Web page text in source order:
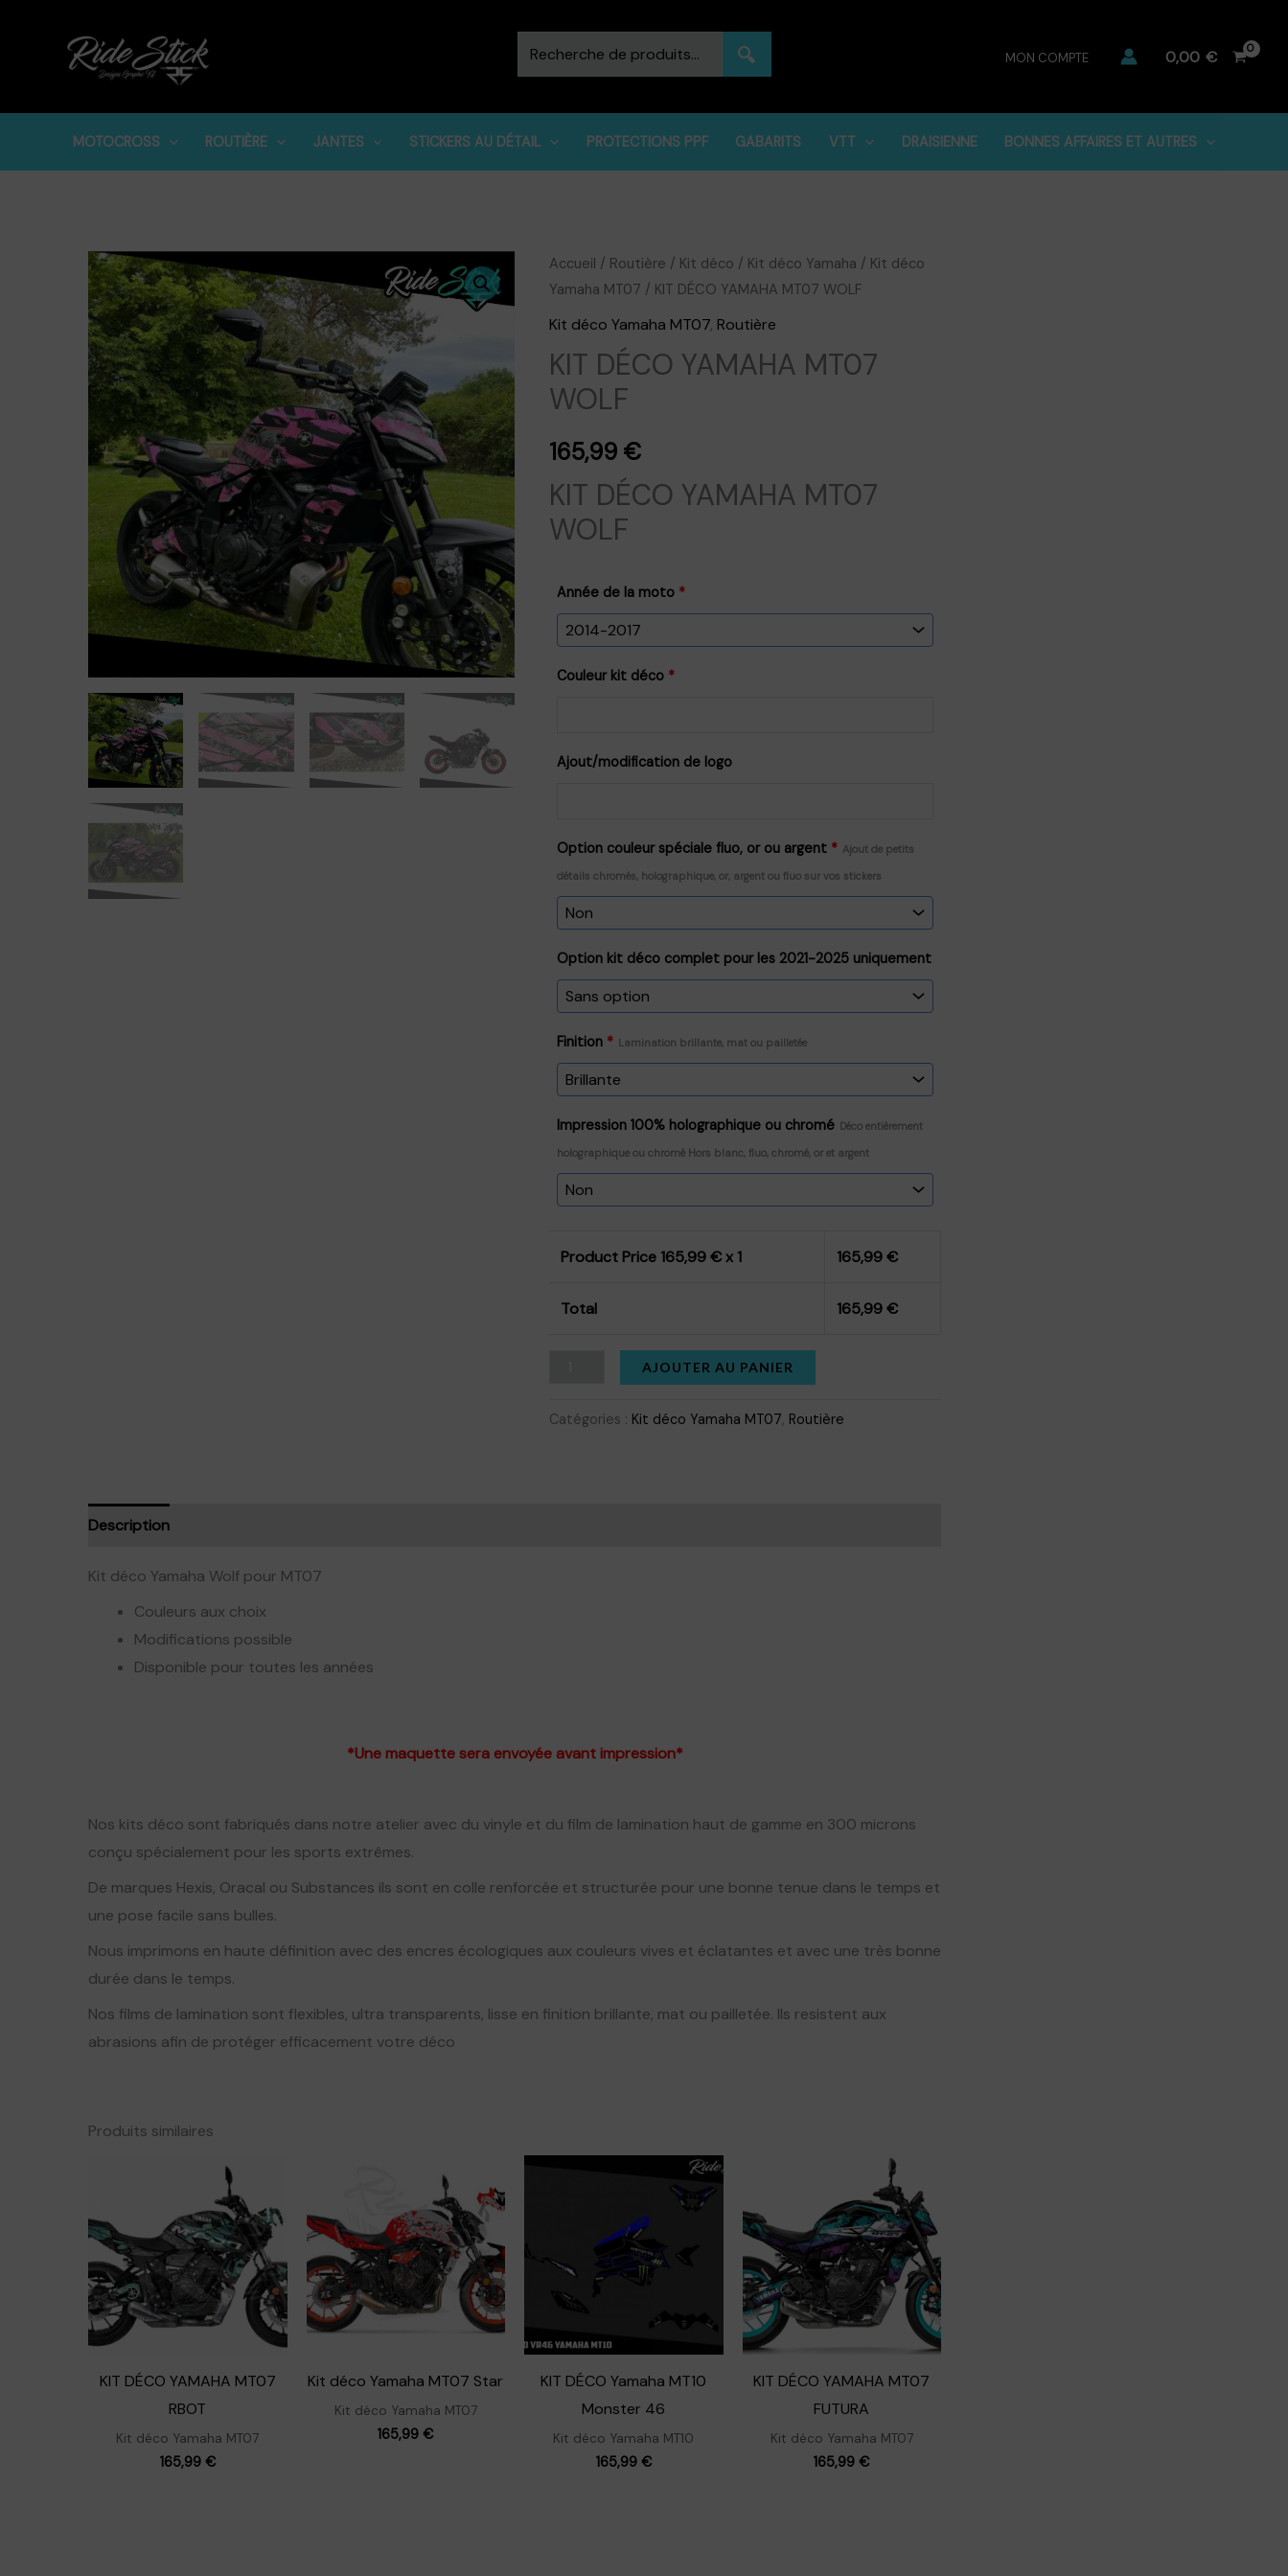
Recherche
pour :
MON COMPTE 0,00 €
MOTOCROSS ROUTIÈRE JANTES STICKERS AU DÉTAIL PROTECTIONS PPF GABARITS VTT DRAISIENNE BONNES AFFAIRES ET AUTRES
Accueil / Routière / Kit déco / Kit déco Yamaha / Kit déco
Yamaha MT07 / KIT DÉCO YAMAHA MT07 WOLF
Kit déco Yamaha MT07, Routière
KIT DÉCO YAMAHA MT07
WOLF
165,99 €
KIT DÉCO YAMAHA MT07
WOLF
Année de la moto*
Couleur kit déco*
Ajout/modification de logo
Option couleur spéciale fluo, or ou argent* Ajout de petits
détails chromés, holographique, or, argent ou fluo sur vos stickers
Option kit déco complet pour les 2021-2025 uniquement
Finition* Lamination brillante, mat ou pailletée
Impression 100% holographique ou chromé Déco entièrement
holographique ou chromé Hors blanc, fluo, chromé, or et argent
Product Price 165,99€ x 1 165,99€
Total 165,99€
KIT
AJOUTER AU PANIER
Catégories : Kit déco Yamaha MT07, Routière
Description
Kit déco Yamaha Wolf pour MT07
Couleurs aux choix
Modifications possible
Disponible pour toutes les années
*Une maquette sera envoyée avant impression*
Nos kits déco sont fabriqués dans notre atelier avec du vinyle et du film de lamination haut de gamme en 300 microns
conçu spécialement pour les sports extrêmes.
De marques Hexis, Oracal ou Substances ils sont en colle renforcée et structurée pour une bonne tenue dans le temps et
une pose facile sans bulles.
Nous imprimons en haute définition avec des encres écologiques aux couleurs vives et éclatantes et avec une très bonne
durée dans le temps.
Nos films de lamination sont flexibles, ultra transparents, lisse en finition brillante, mat ou pailletée. Ils resistent aux
abrasions afin de protéger efficacement votre déco
Produits similaires
KIT DÉCO YAMAHA MT07
RBOT
Kit déco Yamaha MT07
165,99 €
Kit déco Yamaha MT07 Star
Kit déco Yamaha MT07
165,99€
KIT DÉCO Yamaha MT10
Monster 46
Kit déco Yamaha MT10
165,99 €
KIT DÉCO YAMAHA MT07
FUTURA
Kit déco Yamaha MT07
165,99€